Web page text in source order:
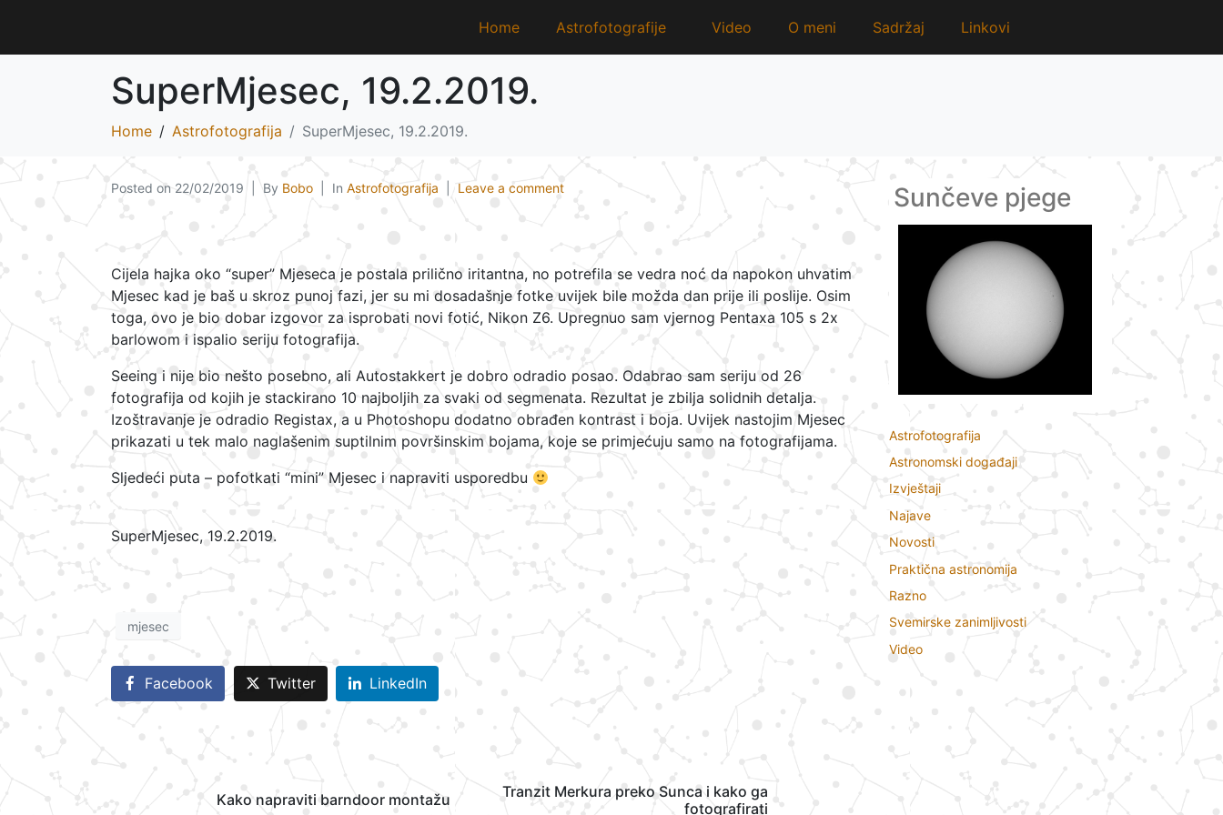
Home Astrofotografije Video O meni Sadržaj Linkovi
SuperMjesec, 19.2.2019.
Home Astrofotografija SuperMjesec, 19.2.2019.
Posted on 22/02/2019 By Bobo In Astrofotografija Leave a comment
Cijela hajka oko “super” Mjeseca je postala prilično iritantna, no potrefila se vedra noć da napokon uhvatim
Mjesec kad je baš u skroz punoj fazi, jer su mi dosadašnje fotke uvijek bile možda dan prije ili poslije. Osim
toga, ovo je bio dobar izgovor za isprobati novi fotić, Nikon Z6. Upregnuo sam vjernog Pentaxa 105 s 2x
barlowom i ispalio seriju fotografija.
Seeing i nije bio nešto posebno, ali Autostakkert je dobro odradio posao. Odabrao sam seriju od 26
fotografija od kojih je stackirano 10 najboljih za svaki od segmenata. Rezultat je zbilja solidnih detalja.
Izoštravanje je odradio Registax, a u Photoshopu dodatno obrađen kontrast i boja. Uvijek nastojim Mjesec
prikazati u tek malo naglašenim suptilnim površinskim bojama, koje se primjećuju samo na fotografijama.
Sljedeći puta – pofotkati “mini” Mjesec i napraviti usporedbu
SuperMjesec, 19.2.2019.
mjesec
Facebook Twitter LinkedIn
Kako napraviti barndoor montažu
Tranzit Merkura preko Sunca i kako ga
fotografirati
Sunčeve pjege
Astrofotografija
Astronomski događaji
Izvještaji
Najave
Novosti
Praktična astronomija
Razno
Svemirske zanimljivosti
Video